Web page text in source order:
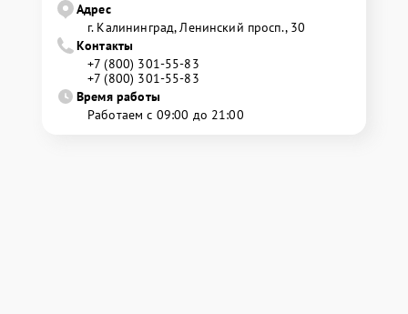
Адрес
г. Калининград, Ленинский просп., 30
Контакты
+7 (800) 301-55-83
+7 (800) 301-55-83
Время работы
Работаем с 09:00 до 21:00